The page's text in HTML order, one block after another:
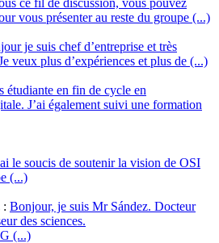
vous présenter au reste du groupe (...)
je suis chef d’entreprise et très
veux plus d’expériences et plus de (...)
étudiante en fin de cycle en
J’ai également suivi une formation
le soucis de soutenir la vision de OSI
(...)
: Bonjour, je suis Mr Sández. Docteur
des sciences.
(...)